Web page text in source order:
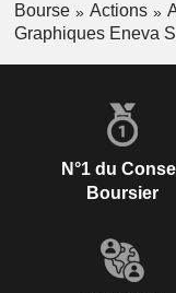
Bourse Actions
Graphiques Eneva
N°1 du
Boursier